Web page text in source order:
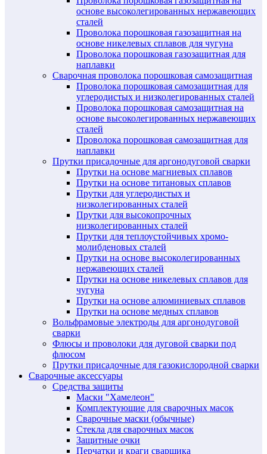
основе высоколегированных нержавеющих
сталей
Проволока порошковая газозащитная на
основе никелевых сплавов для чугуна
Проволока порошковая газозащитная для
наплавки
Сварочная проволока порошковая самозащитная
Проволока порошковая самозащитная для
углеродистых и низколегированных сталей
Проволока порошковая самозащитная на
основе высоколегированных нержавеющих
сталей
Проволока порошковая самозащитная для
наплавки
Прутки присадочные для аргонодуговой сварки
Прутки на основе магниевых сплавов
Прутки на основе титановых сплавов
Прутки для углеродистых и
низколегированных сталей
Прутки для высокопрочных
низколегированных сталей
Прутки для теплоустойчивых хромо-
молибденовых сталей
Прутки на основе высоколегированных
нержавеющих сталей
Прутки на основе никелевых сплавов для
чугуна
Прутки на основе алюминиевых сплавов
Прутки на основе медных сплавов
Вольфрамовые электроды для аргонодуговой
сварки
Флюсы и проволоки для дуговой сварки под
флюсом
Прутки присадочные для газокислородной сварки
Сварочные аксессуары
Средства защиты
Маски "Хамелеон"
Комплектующие для сварочных масок
Сварочные маски (обычные)
Стекла для сварочных масок
Защитные очки
Перчатки и краги сварщика